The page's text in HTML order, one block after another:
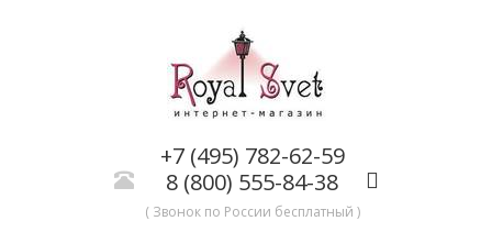
+7 (495) 782-62-59
8 (800) 555-84-38
( Звонок по России бесплатный )